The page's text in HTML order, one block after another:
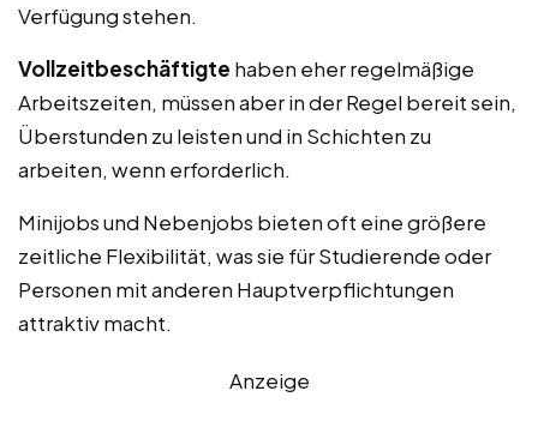
Verfügung stehen.
Vollzeitbeschäftigte haben eher regelmäßige
Arbeitszeiten, müssen aber in der Regel bereit sein,
Überstunden zu leisten und in Schichten zu
arbeiten, wenn erforderlich.
Minijobs und Nebenjobs bieten oft eine größere
zeitliche Flexibilität, was sie für Studierende oder
Personen mit anderen Hauptverpflichtungen
attraktiv macht.
Anzeige